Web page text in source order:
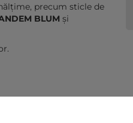
precum sticle de
BLUM și